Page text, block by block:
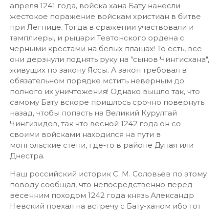
апреля 1241 года, войска хана Бату нанесли
жестокое поражение войскам христиан в битве
при Легнице. Тогда в сражении участвовали и
тамплиеры, и рыцари Тевтонского ордена с
черными крестами на белых плащах! То есть, все
они дерзнули поднять руку на "сынов Чингисхана",
живущих по закону Яссы. А закон требовал в
обязательном порядке мстить неверным до
полного их уничтожения! Однако вышло так, что
самому Бату вскоре пришлось срочно повернуть
назад, чтобы попасть на Великий Курултай
Чингизидов, так что весной 1242 года он со
своими войсками находился на пути в
монгольские степи, где-то в районе Дуная или
Днестра.
Наш российский историк С. М. Соловьев по этому
поводу сообщал, что непосредственно перед
весенним походом 1242 года князь Александр
Невский поехал на встречу с Бату-ханом ибо тот